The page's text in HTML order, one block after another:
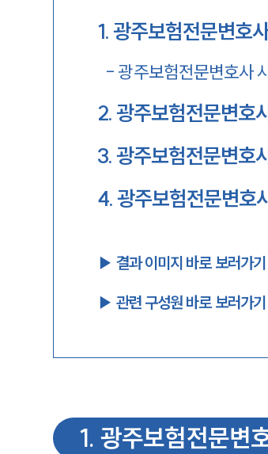
1.광주보험전문변호
-광주보험전문변호사
2.광주보험전문변호
3.광주보험전문변호
4.광주보험전문변호
▶︎ 결과 이미지 바로 보러가기
▶︎ 관련 구성원 바로 보러가기
1. 광주보험전문변